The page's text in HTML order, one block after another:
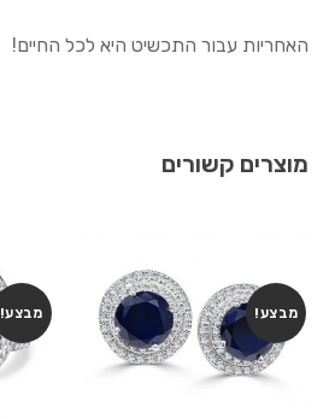
האחריות עבור התכשיט היא לכל החיים!
מוצרים קשורים
מבצע! מבצע!